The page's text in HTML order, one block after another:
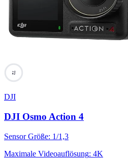
72
DJI
DJI Osmo Action 4
Sensor Größe: 1/1,3
Maximale Videoauflösung: 4K